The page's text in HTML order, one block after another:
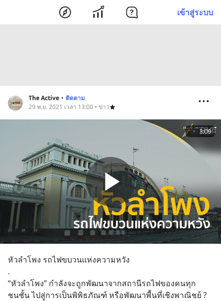
เข้าสู่ระบบ
The Active • ติดตาม
29 พ.ย. 2021 เวลา 13:00 • ข่าว
3:09
หัวลำโพง รถไฟขบวนแห่งความหวัง
.
“หัวลำโพง” กำลังจะถูกพัฒนาจากสถานีรถไฟของคนทุก
ชนชั้น ไปสู่การเป็นพิพิธภัณฑ์ หรือพัฒนาพื้นที่เชิงพาณิชย์ ?